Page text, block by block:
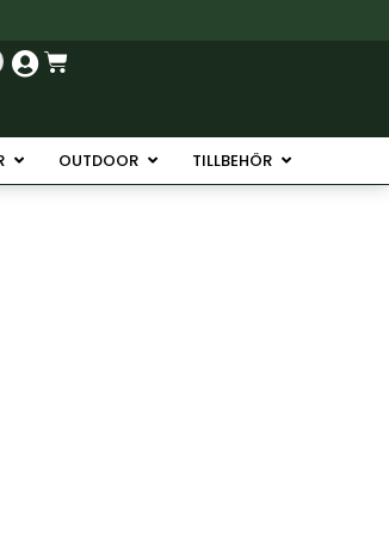
Varukorg
Öppna Kläder
OUTDOOR Öppna Outdoor
TILLBEHÖR Öppna